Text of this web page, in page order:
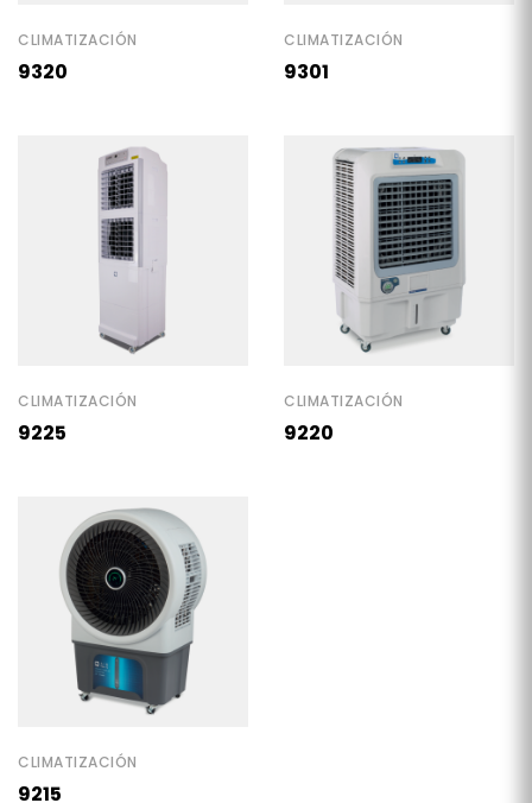
CLIMATIZACIÓN
9320
CLIMATIZACIÓN
9301
CLIMATIZACIÓN
9225
CLIMATIZACIÓN
9220
CLIMATIZACIÓN
9215